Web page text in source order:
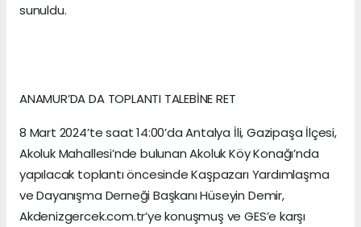
sunuldu.
ANAMUR’DA DA TOPLANTI TALEBİNE RET
8 Mart 2024’te saat 14:00’da Antalya İli, Gazipaşa İlçesi,
Akoluk Mahallesi’nde bulunan Akoluk Köy Konağı’nda
yapılacak toplantı öncesinde Kaşpazarı Yardımlaşma
ve Dayanışma Derneği Başkanı Hüseyin Demir,
Akdenizgercek.com.tr’ye konuşmuş ve GES’e karşı